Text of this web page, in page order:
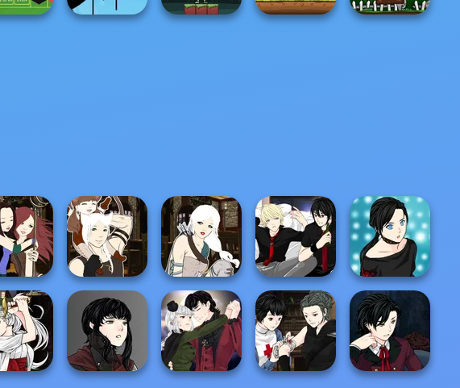
Creator -
World...
Manga Creator -
Fantasy World...
Manga Creator -
Fantasy World...
Manga Creator -
Rebels Page 3
Manga Creator -
Rebels Page 2